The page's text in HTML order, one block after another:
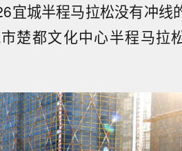
城半程马拉松没有冲线
楚都文化中心半程马拉